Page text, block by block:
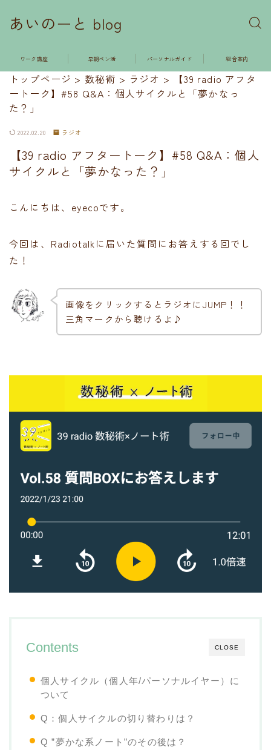
あいのーと blog
ワーク講座 早朝ペン活 パーソナルガイド 総合案内
トップページ > 数秘術 > ラジオ >
【39 radio アフタ
ートーク】#58 Q&A：個人サイクルと「夢かなっ
た？」
2022.02.20 ラジオ
【39 radio アフタートーク】#58 Q&A：個人
サイクルと「夢かなった？」
こんにちは、eyecoです。
今回は、Radiotalkに届いた質問にお答えする回でし
た！
画像をクリックするとラジオにJUMP！！
三角マークから聴けるよ♪
CLOSE
Contents
個人サイクル（個人年/パーソナルイヤー）に
ついて
Q：個人サイクルの切り替わりは？
Q ”夢かな系ノート”のその後は？